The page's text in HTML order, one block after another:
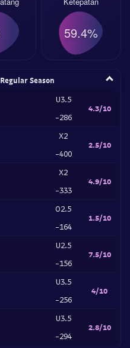
59.4%
Season
U3.5
-286
4.3/10
X2
-400
2.5/10
X2
-333
4.9/10
O2.5
-164
1.5/10
U2.5
-156
7.5/10
U3.5
-256
4/10
U3.5
-294
2.8/10